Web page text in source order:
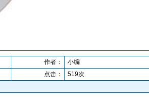
作者：
小编
点击：
519次